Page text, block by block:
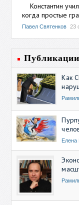
Константин
когда простые
Павел Святенков 23
Публикации
Как
Елена